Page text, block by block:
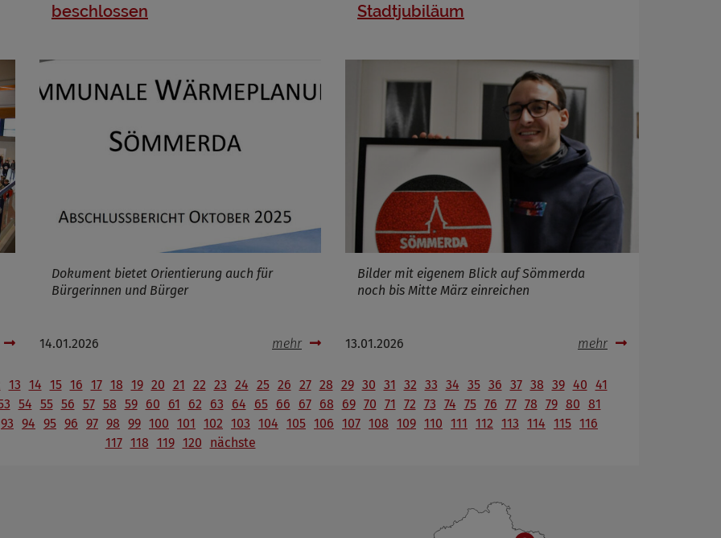
beschlossen
Dokument bietet Orientierung auch für
Bürgerinnen und Bürger
14.01.2026 mehr
Stadtjubiläum
Bilder mit eigenem Blick auf Sömmerda
noch bis Mitte März einreichen
13.01.2026 mehr
13 14 15 16 17 18 19 20 21 22 23 24 25 26 27 28 29 30 31 32 33 34 35 36 37 38 39 40 41
54 55 56 57 58 59 60 61 62 63 64 65 66 67 68 69 70 71 72 73 74 75 76 77 78 79 80 81
93 94 95 96 97 98 99 100 101 102 103 104 105 106 107 108 109 110 111 112 113 114 115 116
117 118 119 120 nächste